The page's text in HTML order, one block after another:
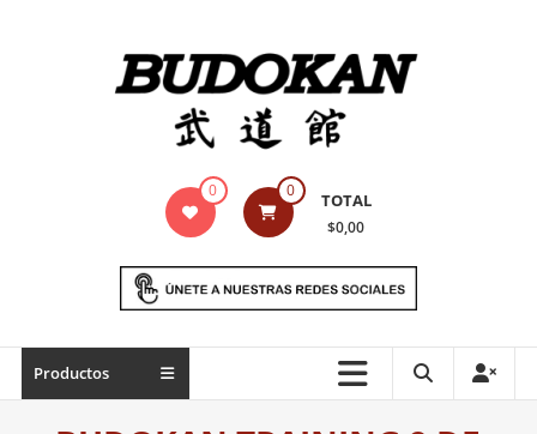
Indumentaria
marciales
Todo
necesario
0 0 TOTAL
$0,00
Productos